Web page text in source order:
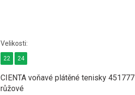
CIENTA voňavé plátěné tenisky 451777
růžové
22 24